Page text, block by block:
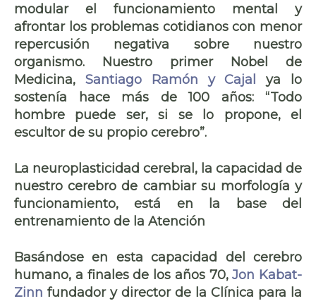
modular el funcionamiento mental y
afrontar los problemas cotidianos con menor
repercusión negativa sobre nuestro
organismo. Nuestro primer Nobel de
Medicina, Santiago Ramón y Cajal
ya lo
sostenía hace más de 100 años: “Todo
hombre puede ser, si se lo propone, el
escultor de su propio cerebro”.
La neuroplasticidad cerebral, la capacidad de
nuestro cerebro de cambiar su morfología y
funcionamiento, está en la base del
entrenamiento de la Atención
Basándose en esta capacidad del cerebro
humano, a finales de los años 70,Jon Kabat-
Zinn fundador y director de la Clínica para la